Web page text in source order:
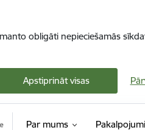
obligāti nepieciešamās
Apstiprināt visas
Par mums Pakalpojumi